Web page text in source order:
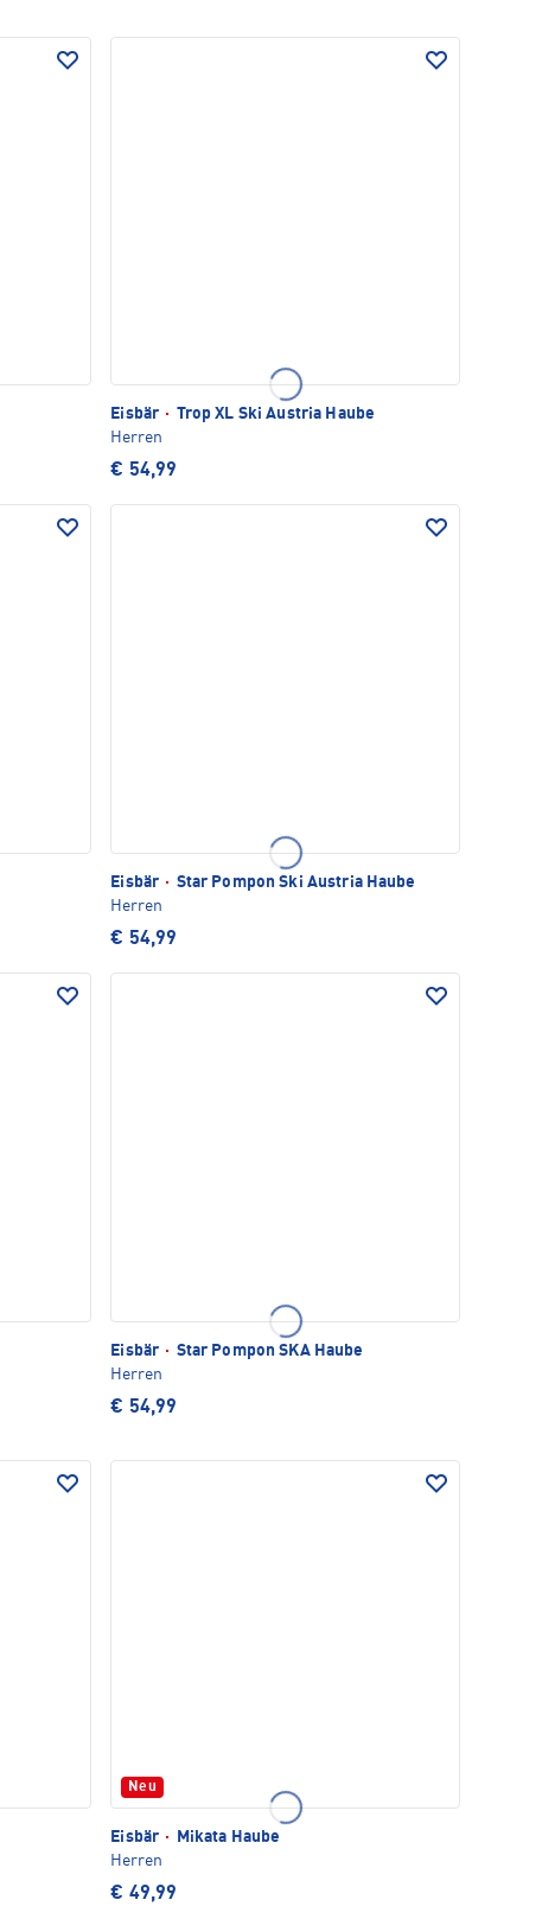
Eisbär · Trop XL Ski Austria Haube
Herren
€ 54,99
Eisbär · Star Pompon Ski Austria Haube
Herren
€ 54,99
Eisbär · Star Pompon SKA Haube
Herren
€ 54,99
Neu
Eisbär ·
Mikata Haube
Herren
€ 49,99